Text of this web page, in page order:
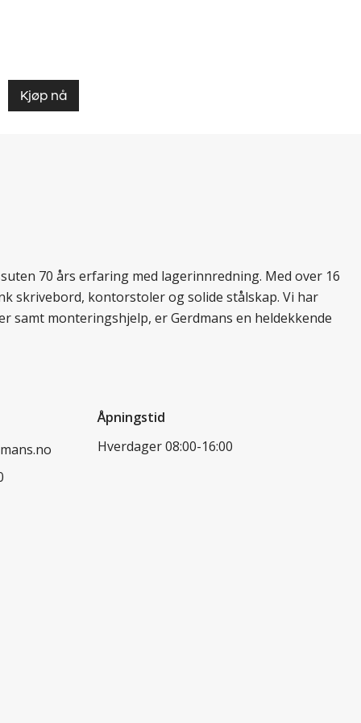
Kjøp nå
70 års erfaring med lagerinnredning. Med over 16
skrivebord, kontorstoler og solide stålskap. Vi har
samt monteringshjelp, er Gerdmans en heldekkende
Åpningstid
Hverdager 08:00-16:00